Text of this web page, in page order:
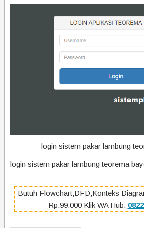
login sistem pakar lambung
login sistem pakar lambung teorema
Butuh Flowchart,DFD,Konteks
Rp.99.000 Klik WA Hub: